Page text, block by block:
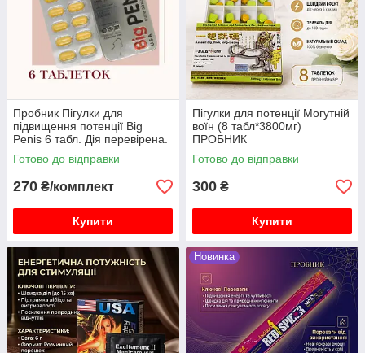
Пробник Пігулки для
підвищення потенції Big
Penis 6 табл. Дія перевірена.
Готово до відправки
270 ₴/комплект
Купити
Пігулки для потенції Могутній
воїн (8 табл*3800мг)
ПРОБНИК
Готово до відправки
300 ₴
Купити
Новинка